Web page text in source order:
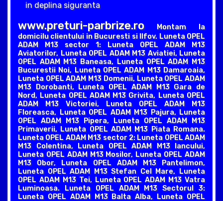
in deplina siguranta
www.preturi-parbrize.roMontam la
domicilu clientului in Bucuresti si Ilfov. Luneta OPEL
ADAM M13 sector 1: Luneta OPEL ADAM M13
Aviatorilor, Luneta OPEL ADAM M13 Aviatiei, Luneta
OPEL ADAM M13 Baneasa, Luneta OPEL ADAM M13
Bucurestii Noi, Luneta OPEL ADAM M13 Damaroaia,
Luneta OPEL ADAM M13 Domenii, Luneta OPEL ADAM
M13 Dorobanti, Luneta OPEL ADAM M13 Gara de
Nord, Luneta OPEL ADAM M13 Grivita, Luneta OPEL
ADAM M13 Victoriei, Luneta OPEL ADAM M13
Floreasca, Luneta OPEL ADAM M13 Pajura, Luneta
OPEL ADAM M13 Pipera, Luneta OPEL ADAM M13
Primaverii, Luneta OPEL ADAM M13 Piata Romana.
Luneta OPEL ADAM M13 sector 2: Luneta OPEL ADAM
M13 Colentina, Luneta OPEL ADAM M13 Iancului,
Luneta OPEL ADAM M13 Mosilor, Luneta OPEL ADAM
M13 Obor, Luneta OPEL ADAM M13 Pantelimon,
Luneta OPEL ADAM M13 Stefan Cel Mare, Luneta
OPEL ADAM M13 Tei, Luneta OPEL ADAM M13 Vatra
Luminoasa. Luneta OPEL ADAM M13 Sectorul 3:
Luneta OPEL ADAM M13 Balta Alba, Luneta OPEL